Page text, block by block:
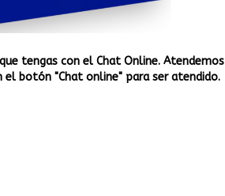
tengas con el Chat Online. Atendemos
el botón "Chat online" para ser atendido.